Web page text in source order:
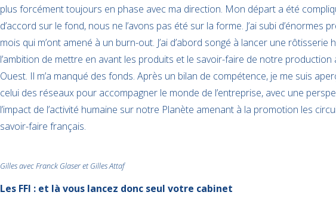
plus forcément toujours en phase avec ma direction. Mon départ a été
d’accord sur le fond, nous ne l’avons pas été sur la forme. J’ai subi d’énormes
mois qui m’ont amené à un burn-out. J’ai d’abord songé à lancer une rôtisserie
l’ambition de mettre en avant les produits et le savoir-faire de notre production
Ouest. Il m’a manqué des fonds. Après un bilan de compétence, je me suis
celui des réseaux pour accompagner le monde de l’entreprise, avec une
l’impact de l’activité humaine sur notre Planète amenant à la promotion les
savoir-faire français.
Gilles avec Franck Glaser et Gilles Attaf
Les FFI : et là vous lancez donc seul votre cabinet